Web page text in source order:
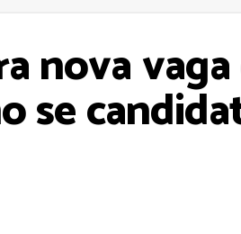
nova
se